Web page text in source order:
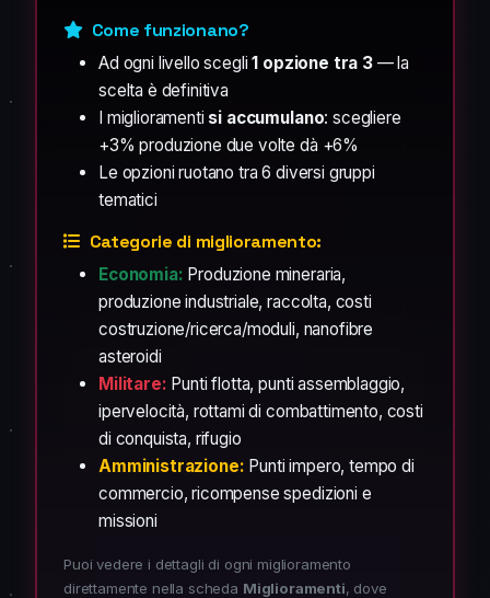
Come funzionano?
Ad ogni livello scegli1 opzione tra 3— la
scelta è definitiva
I miglioramenti si accumulano: scegliere
+3% produzione due volte dà +6%
Le opzioni ruotano tra 6 diversi gruppi
tematici
Categorie di miglioramento:
Economia: Produzione mineraria,
produzione industriale, raccolta, costi
costruzione/ricerca/moduli, nanofibre
asteroidi
Militare: Punti flotta, punti assemblaggio,
ipervelocità, rottami di combattimento, costi
di conquista, rifugio
Amministrazione: Punti impero, tempo di
commercio, ricompense spedizioni e
missioni
Puoi vedere i dettagli di ogni miglioramento
direttamente nella scheda Miglioramenti, dove